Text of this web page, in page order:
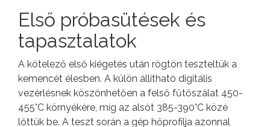
Első próbasütések és
tapasztalatok
A kötelező első kiégetés után rögtön teszteltük a
kemencét élesben. A külön állítható digitális
vezérlésnek köszönhetően a felső fűtőszálat 450-
455°C környékére, míg az alsót 385-390°C közé
lőttük be. A teszt során a gép hőprofilja azonnal